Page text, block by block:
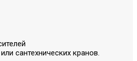
сантехнических кранов.